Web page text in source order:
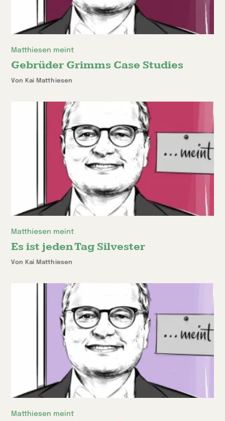
Matthiesen meint
Gebrüder Grimms Case Studies
Von Kai Matthiesen
Matthiesen meint
Es ist jeden Tag Silvester
Von Kai Matthiesen
Matthiesen meint